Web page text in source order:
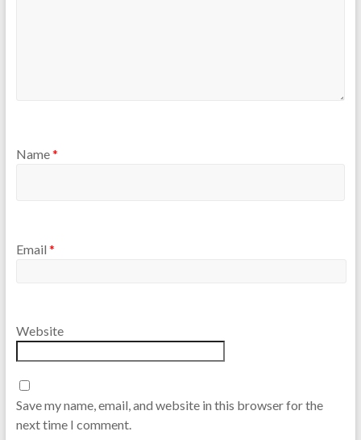
Name*
Email *
Website
Save my name, email, and website in this browser for the
next time I comment.